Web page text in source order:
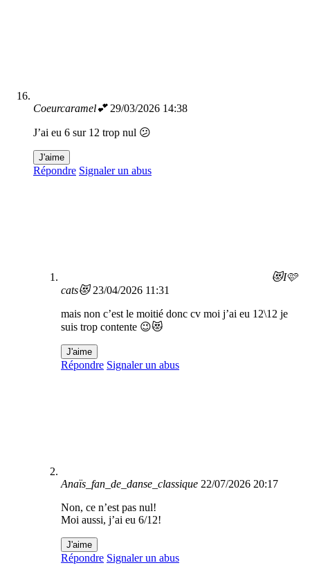
Coeurcaramel💕 29/03/2026 14:38
J’ai eu 6 sur 12 trop nul 😕
J'aime
Répondre Signaler un abus
😻I🩷
cats😻 23/04/2026 11:31
mais non c’est le moitié donc cv moi j’ai eu 12\12 je
suis trop contente 😉😻
J'aime
Répondre Signaler un abus
Anaïs_fan_de_danse_classique 22/07/2026 20:17
Non, ce n’est pas nul!
Moi aussi, j’ai eu 6/12!
J'aime
Répondre Signaler un abus